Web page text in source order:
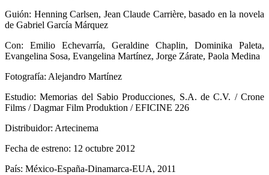
Guión: Henning Carlsen, Jean Claude Carrière, basado en la novela
de Gabriel García Márquez
Con: Emilio Echevarría, Geraldine Chaplin, Dominika Paleta,
Evangelina Sosa, Evangelina Martínez, Jorge Zárate, Paola Medina
Fotografía: Alejandro Martínez
Estudio: Memorias del Sabio Producciones, S.A. de C.V. / Crone
Films / Dagmar Film Produktion / EFICINE 226
Distribuidor: Artecinema
Fecha de estreno: 12 octubre 2012
País: México-España-Dinamarca-EUA, 2011